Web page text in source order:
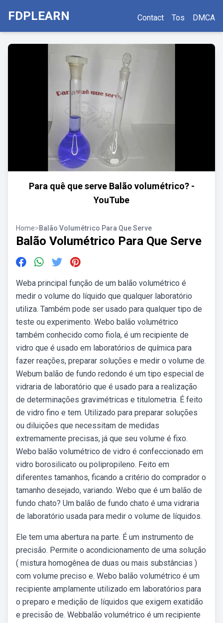
FDPLEARN Contact Tos DMCA
Para quê que serve Balão volumétrico? -
YouTube
Home>Balão Volumétrico Para Que Serve
Balão Volumétrico Para Que Serve
Weba principal função de um balão volumétrico é
medir o volume do líquido que qualquer laboratório
utiliza. Também pode ser usado para qualquer tipo de
teste ou experimento. Webo balão volumétrico
também conhecido como fiola, é um recipiente de
vidro que é usado em laboratórios de química para
fazer reações, preparar soluções e medir o volume de.
Webum balão de fundo redondo é um tipo especial de
vidraria de laboratório que é usado para a realização
de determinações gravimétricas e titulometria. É feito
de vidro fino e tem. Utilizado para preparar soluções
ou diluições que necessitam de medidas
extremamente precisas, já que seu volume é fixo.
Webo balão volumétrico de vidro é confeccionado em
vidro borosilicato ou polipropileno. Feito em
diferentes tamanhos, ficando a critério do comprador o
tamanho desejado, variando. Webo que é um balão de
fundo chato? Um balão de fundo chato é uma vidraria
de laboratório usada para medir o volume de líquidos.
Ele tem uma abertura na parte. É um instrumento de
precisão. Permite o acondicionamento de uma solução
( mistura homogênea de duas ou mais substâncias )
com volume preciso e. Webo balão volumétrico é um
recipiente amplamente utilizado em laboratórios para
o preparo e medição de líquidos que exigem exatidão
e precisão de. Webbalão volumétrico é um recipiente